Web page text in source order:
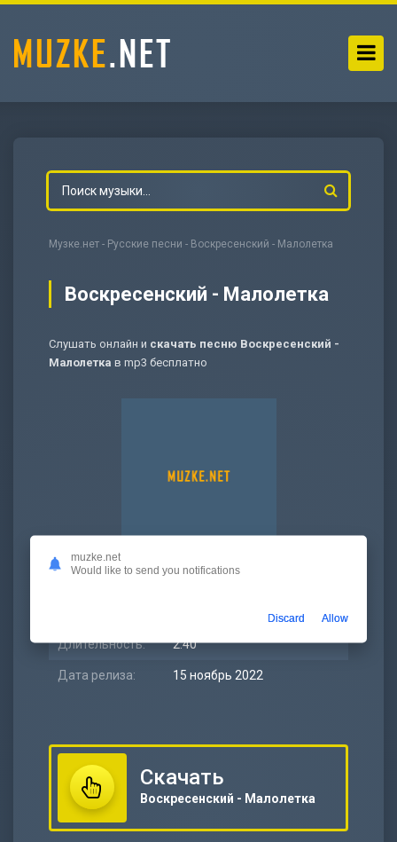
Музке.нет - Русские песни - Воскресенский - Малолетка
Воскресенский - Малолетка
Слушать онлайн и скачать песню Воскресенский -
Малолетка в mp3 бесплатно
Длительность: 2:40
Дата релиза: 15 ноябрь 2022
Скачать
Воскресенский - Малолетка
muzke.net
Would like to send you notifications
Discard Allow